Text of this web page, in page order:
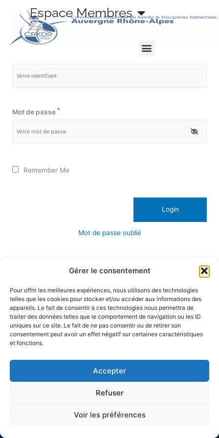
Gérer le consentement
Pour offrir les meilleures expériences, nous utilisons des technologies
telles que les cookies pour stocker et/ou accéder aux informations des
appareils. Le fait de consentir à ces technologies nous permettra de
traiter des données telles que le comportement de navigation ou les ID
uniques sur ce site. Le fait de ne pas consentir ou de retirer son
consentement peut avoir un effet négatif sur certaines caractéristiques
et fonctions.
Accepter
Refuser
Voir les préférences
contenu
Espace Membres
Identification
Mot de passe *
Remember Me
Mot de passe oublié